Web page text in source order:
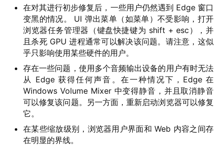
在对其进行初步修复后，一些用户仍然遇到 Edge 窗口
变黑的情况。 UI 弹出菜单（如菜单）不受影响，打开
浏览器任务管理器（键盘快捷键为 shift + esc），并
且杀死 GPU 进程通常可以解决该问题。请注意，这似
乎只影响使用某些硬件的用户。
存在一些问题，使用多个音频输出设备的用户有时无法
从 Edge 获得任何声音。在一种情况下，Edge 在
Windows Volume Mixer 中变得静音，并且取消静音
可以修复该问题。另一方面，重新启动浏览器可以修复
它。
在某些缩放级别，浏览器用户界面和 Web 内容之间存
在明显的界线。